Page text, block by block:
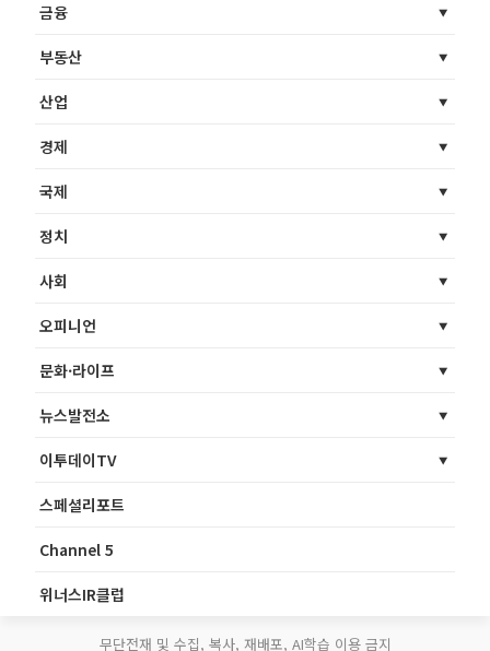
금융
부동산
산업
경제
국제
정치
사회
오피니언
문화·라이프
뉴스발전소
이투데이TV
스페셜리포트
Channel 5
위너스IR클럽
무단전재 및 수집, 복사, 재배포, AI학습 이용 금지